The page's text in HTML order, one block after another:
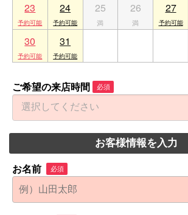
23 24 25 26 27
30 31
ご希望の来店時間 必須
お客様情報を入力
お名前 必須